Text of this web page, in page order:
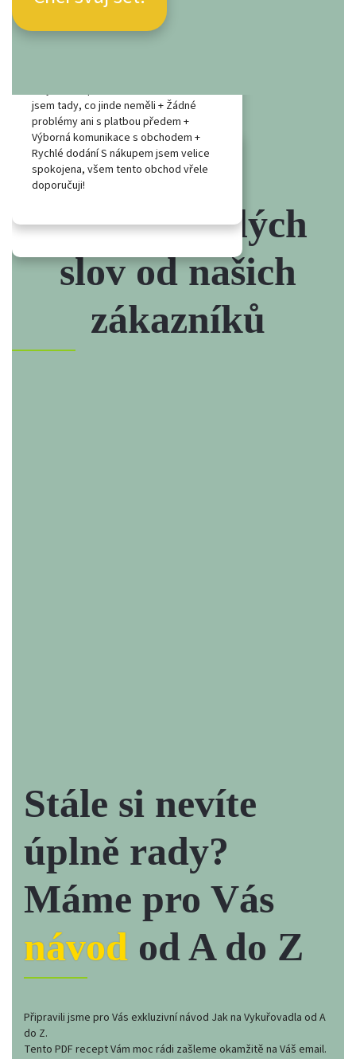
Několik milých
slov od našich
zákazníků
+ Rychlé a spolehlivé dodání + Drobný
dárek v balíčku Celková spokojenost, v
jsem tady, co jinde neměli + Žádné
problémy ani s platbou předem +
Výborná komunikace s obchodem +
Rychlé dodání S nákupem jsem velice
spokojena, všem tento obchod vřele
doporučuji!
Chci svůj set!
V kameném
obchodě již OD
ROKU 2004
Stále si nevíte
úplně rady?
Máme pro Vás
návod od A do Z
Připravili jsme pro Vás exkluzivní návod Jak na Vykuřovadla od A
do Z.
Tento PDF recept Vám moc rádi zašleme okamžitě na Váš email.